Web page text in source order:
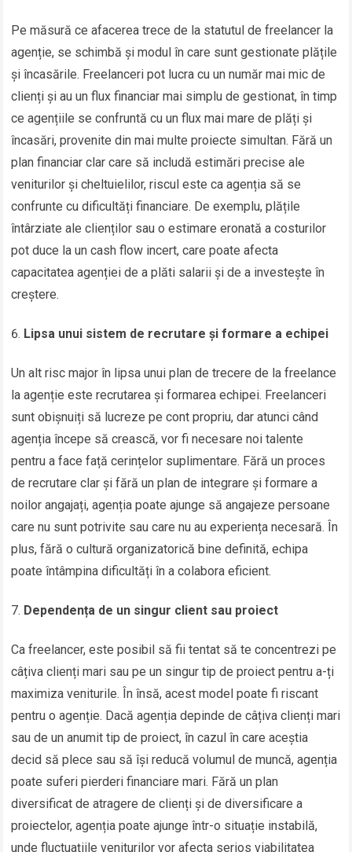
Pe măsură ce afacerea trece de la statutul de freelancer la
agenție, se schimbă și modul în care sunt gestionate plățile
și încasările. Freelanceri pot lucra cu un număr mai mic de
clienți și au un flux financiar mai simplu de gestionat, în timp
ce agențiile se confruntă cu un flux mai mare de plăți și
încasări, provenite din mai multe proiecte simultan. Fără un
plan financiar clar care să includă estimări precise ale
veniturilor și cheltuielilor, riscul este ca agenția să se
confrunte cu dificultăți financiare. De exemplu, plățile
întârziate ale clienților sau o estimare eronată a costurilor
pot duce la un cash flow incert, care poate afecta
capacitatea agenției de a plăti salarii și de a investește în
creștere.
Lipsa unui sistem de recrutare și formare a echipei
Un alt risc major în lipsa unui plan de trecere de la freelance
la agenție este recrutarea și formarea echipei. Freelanceri
sunt obișnuiți să lucreze pe cont propriu, dar atunci când
agenția începe să crească, vor fi necesare noi talente
pentru a face față cerințelor suplimentare. Fără un proces
de recrutare clar și fără un plan de integrare și formare a
noilor angajați, agenția poate ajunge să angajeze persoane
care nu sunt potrivite sau care nu au experiența necesară. În
plus, fără o cultură organizatorică bine definită, echipa
poate întâmpina dificultăți în a colabora eficient.
Dependența de un singur client sau proiect
Ca freelancer, este posibil să fii tentat să te concentrezi pe
câțiva clienți mari sau pe un singur tip de proiect pentru a-ți
maximiza veniturile. În însă, acest model poate fi riscant
pentru o agenție. Dacă agenția depinde de câțiva clienți mari
sau de un anumit tip de proiect, în cazul în care aceștia
decid să plece sau să își reducă volumul de muncă, agenția
poate suferi pierderi financiare mari. Fără un plan
diversificat de atragere de clienți și de diversificare a
proiectelor, agenția poate ajunge într-o situație instabilă,
unde fluctuațiile veniturilor vor afecta serios viabilitatea